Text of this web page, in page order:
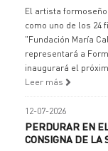
El artista
como uno de los 24
"Fundación María
representará a
inaugurará el
Leer más
12-07-2026
PERDURAR EN
CONSIGNA DE LA